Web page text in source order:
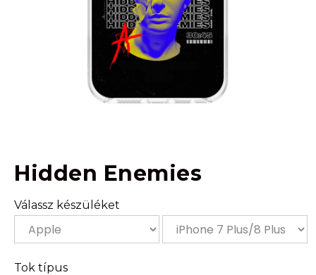
Hidden Enemies
Válassz készüléket
Tok típus